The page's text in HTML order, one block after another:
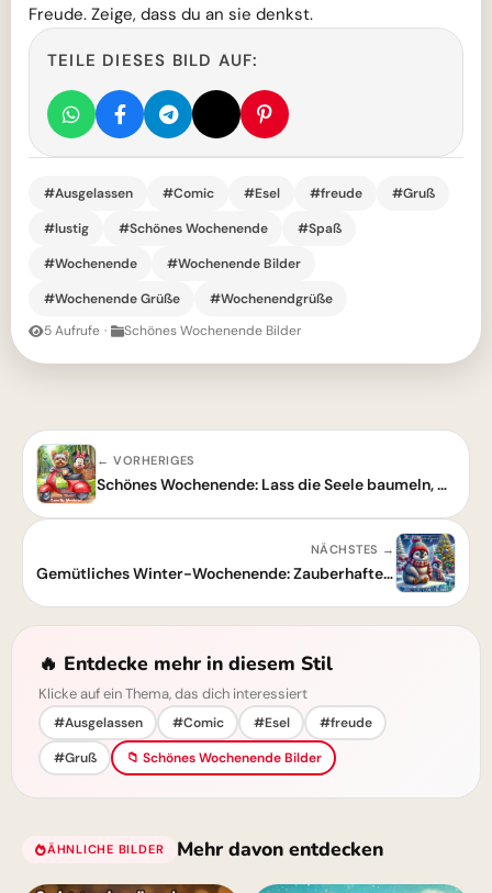
Freude. Zeige, dass du an sie denkst.
TEILE DIESES BILD AUF:
#Ausgelassen #Comic #Esel #freude
#Gruß
#lustig
#Schönes Wochenende
#Spaß
#Wochenende
#Wochenende Bilder
#Wochenende Grüße
#Wochenendgrüße
5 Aufrufe · Schönes Wochenende Bilder
← VORHERIGES
Schönes Wochenende: Lass die Seele baumeln, Hand in Hand mit der Liebe.
NÄCHSTES →
Gemütliches Winter-Wochenende: Zauberhafte Pinguin-Grüße teilen
🔥 Entdecke mehr in diesem Stil
Klicke auf ein Thema, das dich interessiert
#Ausgelassen #Comic #Esel
#freude
#Gruß
📁 Schönes Wochenende Bilder
ÄHNLICHE BILDER Mehr davon entdecken